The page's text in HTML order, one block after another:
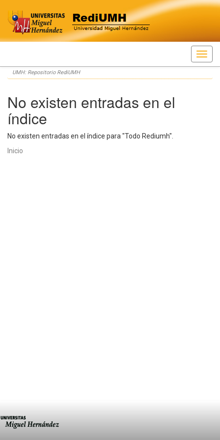
Skip
navigation
UMH: Repositorio RediUMH
No existen entradas en el
índice
No existen entradas en el índice para "Todo Rediumh".
Inicio